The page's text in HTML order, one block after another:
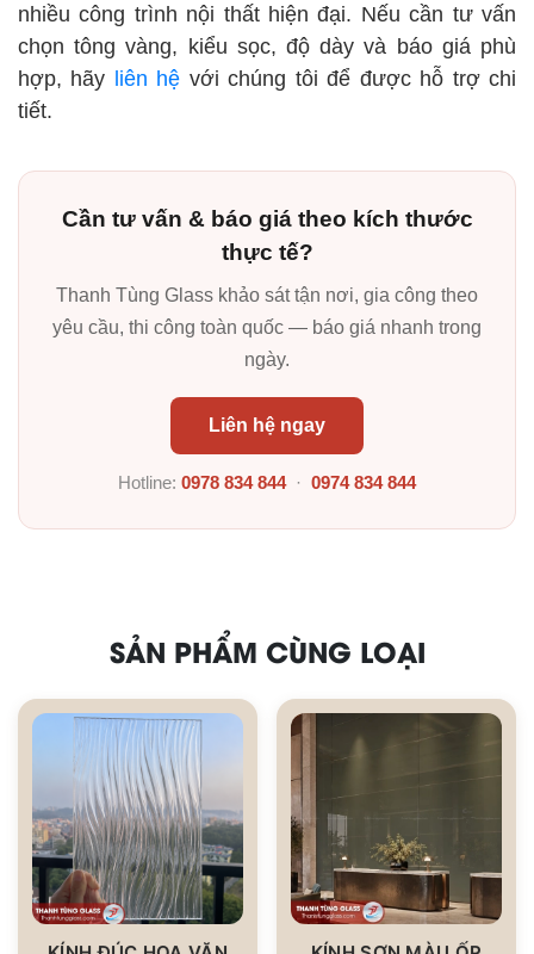
nhiều công trình nội thất hiện đại. Nếu cần tư vấn
chọn tông vàng, kiểu sọc, độ dày và báo giá phù
hợp, hãy liên hệ với chúng tôi để được hỗ trợ chi
tiết.
Cần tư vấn & báo giá theo kích thước
thực tế?
Thanh Tùng Glass khảo sát tận nơi, gia công theo
yêu cầu, thi công toàn quốc — báo giá nhanh trong
ngày.
Liên hệ ngay
Hotline: 0978 834 844· 0974 834 844
SẢN PHẨM CÙNG LOẠI